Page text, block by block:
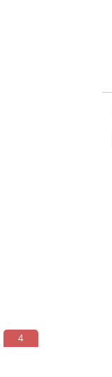
3